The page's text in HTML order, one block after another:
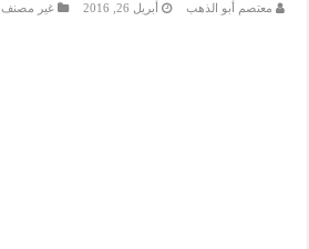
معتصم أبو الذهب أبريل 26, 2016 غير مصنف